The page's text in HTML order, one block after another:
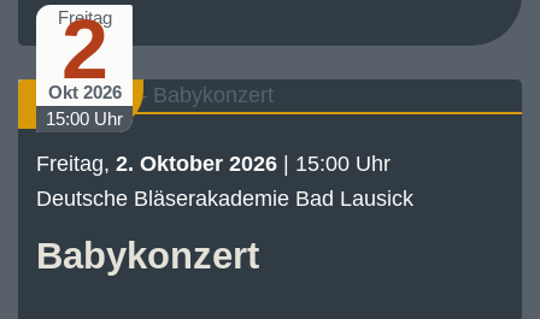
Konzert
Freitag
2
Okt 2026
15:00 Uhr
Freitag, 2. Oktober 2026 | 15:00 Uhr
Deutsche Bläserakademie Bad Lausick
Babykonzert